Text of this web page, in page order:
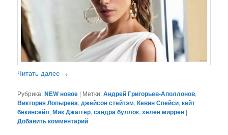
Читать далее →
Рубрика:NEW новое | Метки:Андрей Григорьев-Аполлонов,
Виктория Лопырева,джейсон стейтэм,Кевин Спейси,кейт
бекинсейл,Мик Джаггер,сандра буллок,хелен миррен |
Добавить комментарий